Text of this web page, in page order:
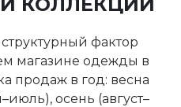
фактор
магазине одежды в
продаж в год: весна
осень (август–